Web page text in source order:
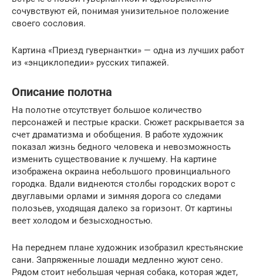
сочувствуют ей, понимая унизительное положение
своего сословия.
Картина «Приезд гувернантки» — одна из лучших работ
из «энциклопедии» русских типажей.
Описание полотна
На полотне отсутствует большое количество
персонажей и пестрые краски. Сюжет раскрывается за
счет драматизма и обобщения. В работе художник
показал жизнь бедного человека и невозможность
изменить существование к лучшему. На картине
изображена окраина небольшого провинциального
городка. Вдали виднеются столбы городских ворот с
двуглавыми орлами и зимняя дорога со следами
полозьев, уходящая далеко за горизонт. От картины
веет холодом и безысходностью.
На переднем плане художник изобразил крестьянские
сани. Запряженные лошади медленно жуют сено.
Рядом стоит небольшая черная собака, которая ждет,